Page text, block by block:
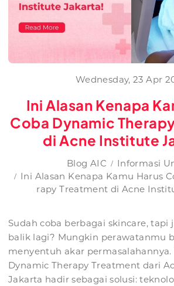
Wednesday, 23 Apr
Ini Alasan Kenapa
Coba Dynamic
di Acne Institute
Blog AIC
Informasi
Ini Alasan Kenapa Kamu Harus
rapy Treatment di Acne
Sudah coba berbagai skincare, tapi
balik lagi? Mungkin perawatanmu
menyentuh akar permasalahannya.
Dynamic Therapy Treatment dari
Jakarta hadir sebagai solusi: